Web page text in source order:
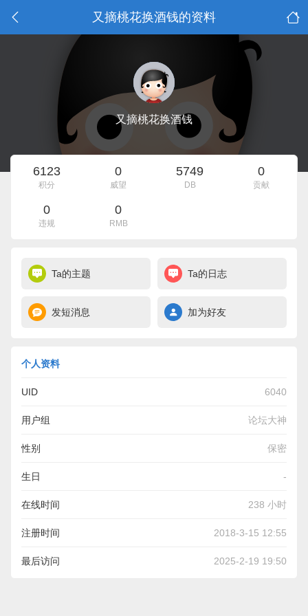
又摘桃花换酒钱的资料
又摘桃花换酒钱
6123
积分
0
威望
5749
DB
0
贡献
0
违规
0
RMB
Ta的主题 Ta的日志
发短消息 加为好友
个人资料
UID 6040
用户组 论坛大神
性别 保密
生日 -
在线时间 238 小时
注册时间 2018-3-15 12:55
最后访问 2025-2-19 19:50